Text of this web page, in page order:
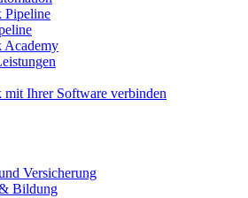
Pipeline
Academy
mit Ihrer Software verbinden
Versicherung
Bildung